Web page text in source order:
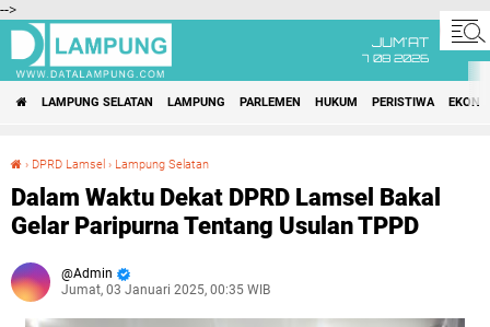
-->
JUM'AT
7 08 2026
LAMPUNG SELATAN LAMPUNG PARLEMEN HUKUM PERISTIWA
› DPRD Lamsel › Lampung Selatan
Dalam Waktu Dekat DPRD Lamsel Bakal
Gelar Paripurna Tentang Usulan TPPD
Admin
Jumat, 03 Januari 2025, 00:35 WIB